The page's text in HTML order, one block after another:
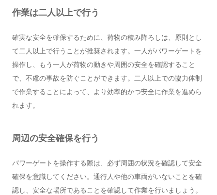
作業は二人以上で行う
確実な安全を確保するために、荷物の積み降ろしは、原則とし
て二人以上で行うことが推奨されます。一人がパワーゲートを
操作し、もう一人が荷物の動きや周囲の安全を確認すること
で、不慮の事故を防ぐことができます。二人以上での協力体制
で作業することによって、より効率的かつ安全に作業を進めら
れます。
周辺の安全確保を行う
パワーゲートを操作する際は、必ず周囲の状況を確認して安全
確保を意識してください。通行人や他の車両がいないことを確
認し、安全な場所であることを確認して作業を行いましょう。